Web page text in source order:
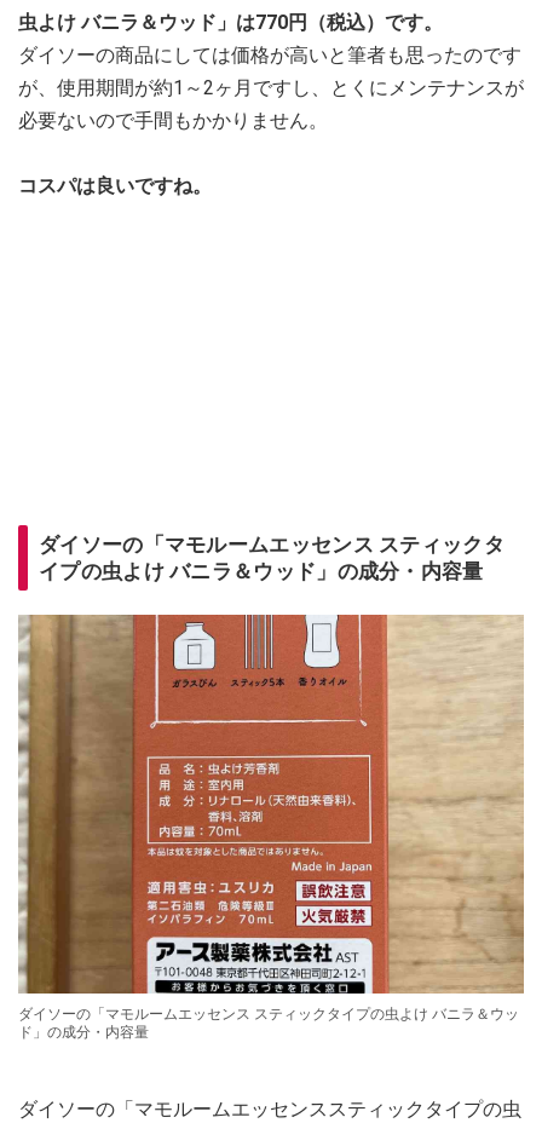
虫よけ バニラ＆ウッド」は770円（税込）です。
ダイソーの商品にしては価格が高いと筆者も思ったのです
が、使用期間が約1～2ヶ月ですし、とくにメンテナンスが
必要ないので手間もかかりません。
コスパは良いですね。
ダイソーの「マモルームエッセンス スティックタ
イプの虫よけ バニラ＆ウッド」の成分・内容量
ダイソーの「マモルームエッセンス スティックタイプの虫よけ バニラ＆ウッ
ド」の成分・内容量
ダイソーの「マモルームエッセンススティックタイプの虫